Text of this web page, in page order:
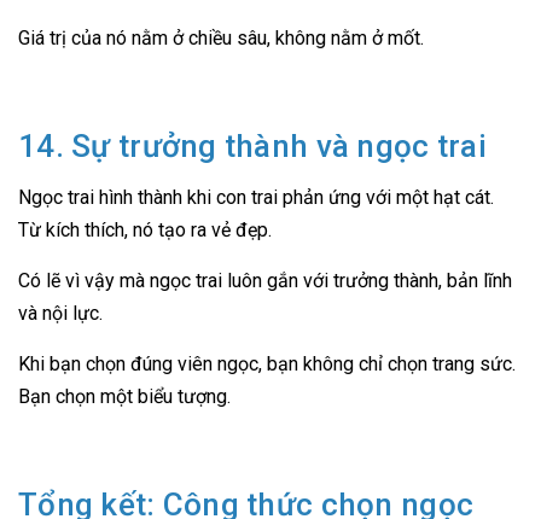
Giá trị của nó nằm ở chiều sâu, không nằm ở mốt.
14. Sự trưởng thành và ngọc trai
Ngọc trai hình thành khi con trai phản ứng với một hạt cát.
Từ kích thích, nó tạo ra vẻ đẹp.
Có lẽ vì vậy mà ngọc trai luôn gắn với trưởng thành, bản lĩnh
và nội lực.
Khi bạn chọn đúng viên ngọc, bạn không chỉ chọn trang sức.
Bạn chọn một biểu tượng.
Tổng kết: Công thức chọn ngọc